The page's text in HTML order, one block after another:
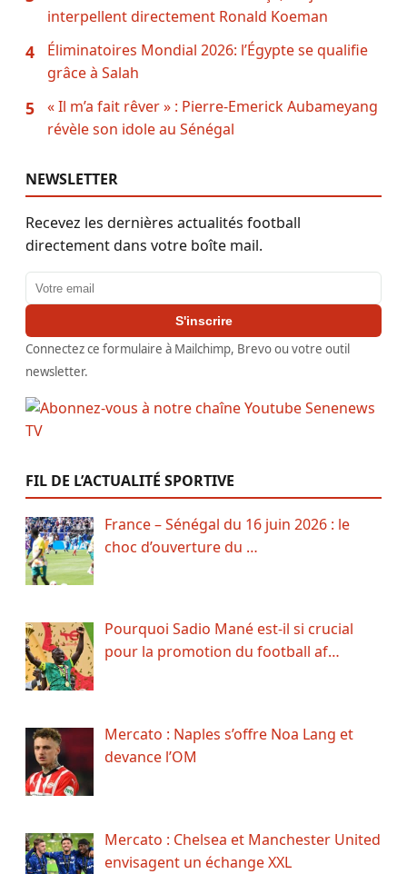
interpellent directement Ronald Koeman
4
Éliminatoires Mondial 2026: l’Égypte se qualifie
grâce à Salah
5
« Il m’a fait rêver » : Pierre-Emerick Aubameyang
révèle son idole au Sénégal
NEWSLETTER
Recevez les dernières actualités football
directement dans votre boîte mail.
Adresse email
S'inscrire
Connectez ce formulaire à Mailchimp, Brevo ou votre outil
newsletter.
FIL DE L’ACTUALITÉ SPORTIVE
France – Sénégal du 16 juin 2026 : le
choc d’ouverture du …
Pourquoi Sadio Mané est-il si crucial
pour la promotion du football af…
Mercato : Naples s’offre Noa Lang et
devance l’OM
Mercato : Chelsea et Manchester United
envisagent un échange XXL